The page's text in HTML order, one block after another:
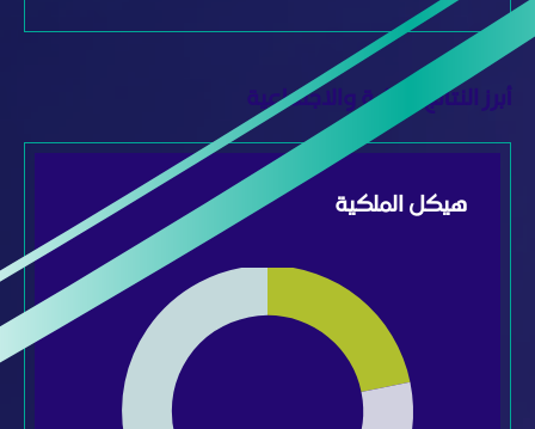
النتائج البيئية والاجتماعية
هيكل الملكية